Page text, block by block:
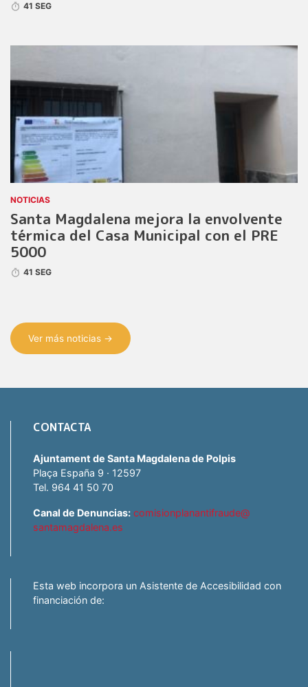
41 SEG
NOTICIAS
Santa Magdalena mejora la envolvente
térmica del Casa Municipal con el PRE
5000
41 SEG
Ver más noticias →
CONTACTA
Ajuntament de Santa Magdalena de Polpis
Plaça España 9 · 12597
Tel. 964 41 50 70
Canal de Denuncias: comisionplanantifraude@
santamagdalena.es
Esta web incorpora un Asistente de Accesibilidad con
financiación de: